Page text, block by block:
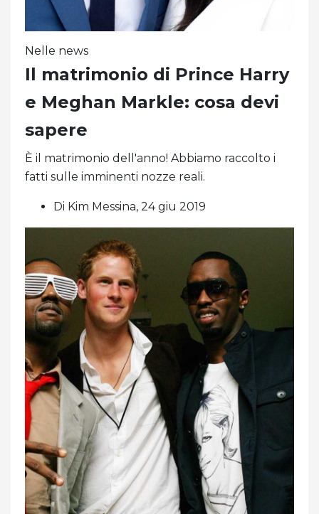
Nelle news
Il matrimonio di Prince Harry
e Meghan Markle: cosa devi
sapere
È il matrimonio dell'anno! Abbiamo raccolto i
fatti sulle imminenti nozze reali.
Di Kim Messina, 24 giu 2019